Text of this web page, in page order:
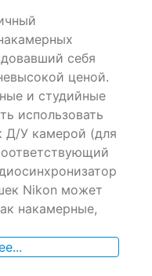
себя
ценой.
и студийные
использовать
Д/У камерой (для
Nikon может
накамерные,